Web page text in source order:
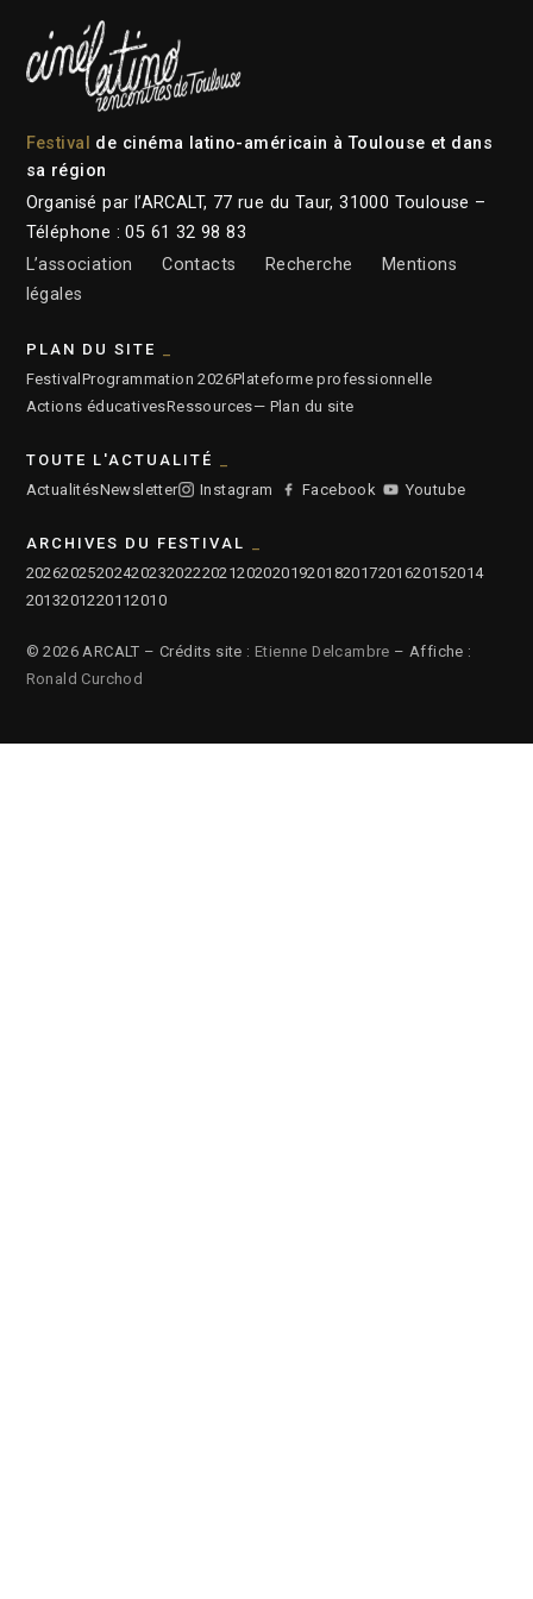
Festival
de cinéma latino-américain à Toulouse et dans
sa région
Organisé par l’ARCALT, 77 rue du Taur, 31000 Toulouse –
Téléphone : 05 61 32 98 83
L’association
Contacts Recherche
Mentions
légales
PLAN DU SITE
Festival Programmation 2026Plateforme professionnelle
Actions éducativesRessources— Plan du site
TOUTE L'ACTUALITÉ
ActualitésNewsletter Instagram Facebook Youtube
ARCHIVES DU FESTIVAL
2026202520242023202220212020201920182017201620152014
2013201220112010
© 2026 ARCALT – Crédits site : Etienne Delcambre – Affiche :
Ronald Curchod